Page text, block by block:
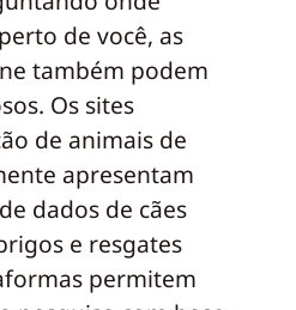
de você, as
também podem
Os sites
de animais de
apresentam
dados de cães
e resgates
permitem